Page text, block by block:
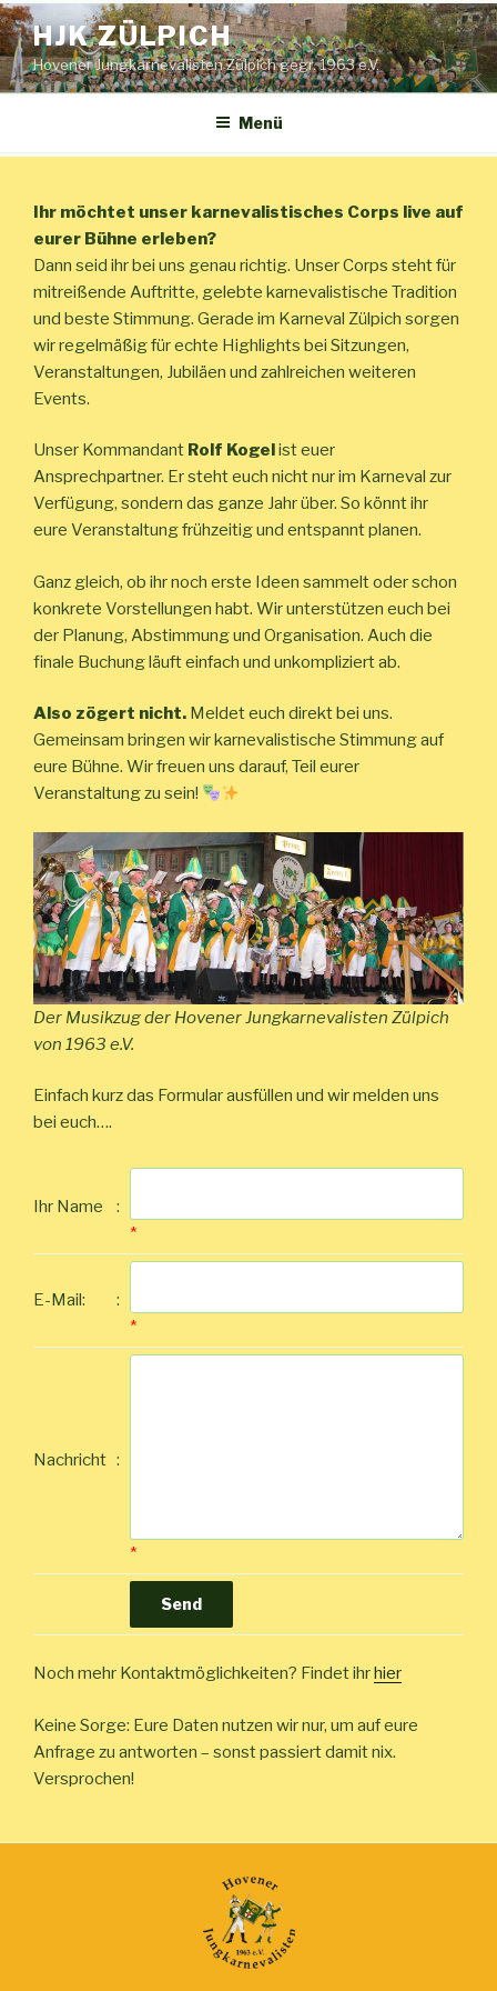
Zum
Inhalt
springen
HJK ZÜLPICH
Hovener Jungkarnevalisten Zülpich gegr. 1963 e.V.
Menü
Ihr möchtet unser karnevalistisches Corps live auf
eurer Bühne erleben?
Dann seid ihr bei uns genau richtig. Unser Corps steht für
mitreißende Auftritte, gelebte karnevalistische Tradition
und beste Stimmung. Gerade im Karneval Zülpich sorgen
wir regelmäßig für echte Highlights bei Sitzungen,
Veranstaltungen, Jubiläen und zahlreichen weiteren
Events.
Unser Kommandant Rolf Kogelist euer
Ansprechpartner. Er steht euch nicht nur im Karneval zur
Verfügung, sondern das ganze Jahr über. So könnt ihr
eure Veranstaltung frühzeitig und entspannt planen.
Ganz gleich, ob ihr noch erste Ideen sammelt oder schon
konkrete Vorstellungen habt. Wir unterstützen euch bei
der Planung, Abstimmung und Organisation. Auch die
finale Buchung läuft einfach und unkompliziert ab.
Also zögert nicht. Meldet euch direkt bei uns.
Gemeinsam bringen wir karnevalistische Stimmung auf
eure Bühne. Wir freuen uns darauf, Teil eurer
Veranstaltung zu sein!
Der Musikzug der Hovener Jungkarnevalisten Zülpich
von 1963 e.V.
Einfach kurz das Formular ausfüllen und wir melden uns
bei euch….
Ihr Name
:
*
E-Mail:
:
*
Nachricht :
*
Noch mehr Kontaktmöglichkeiten? Findet ihrhier
Keine Sorge: Eure Daten nutzen wir nur, um auf eure
Anfrage zu antworten – sonst passiert damit nix.
Versprochen!